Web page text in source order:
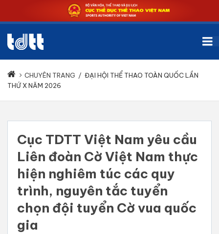
CHUYÊN TRANG / ĐẠI HỘI THỂ THAO TOÀN QUỐC LẦN
THỨ X NĂM 2026
Cục TDTT Việt Nam yêu cầu
Liên đoàn Cờ Việt Nam thực
hiện nghiêm túc các quy
trình, nguyên tắc tuyển
chọn đội tuyển Cờ vua quốc
gia